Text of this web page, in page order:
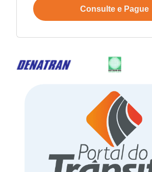
Consulte e Pague